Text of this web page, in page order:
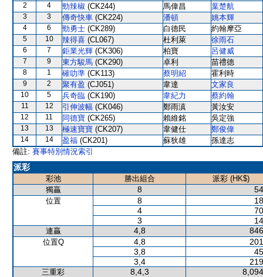
2 4 勁辣椒 (CK244) 馬偉昌 葉楚航
3 3 傳奇快車 (CK224) 潘頓 姚本輝
4 6 勁勇士 (CK289) 白德民 約翰摩亞
5 10 辣得喜 (CL067) 杜利萊 徐雨石
6 7 鉅業光輝 (CK306) 柏寶 呂健威
7 9 東方駿馬 (CK290) 卓利 苗禮德
8 1 確叻準 (CK113) 蔡明紹 霍利時
9 2 聚有盈 (CJ051) 韋達 文家良
10 5 兵奇臨 (CK190) 韋紀力 蔡約翰
11 12 引伸波幅 (CK046) 鄭雨滇 黃汝安
12 11 同德寶 (CK265) 賴維銘 吳定強
13 13 極速寶寶 (CK207) 韋健仕 鄭俊偉
14 14 盈福 (CK201) 蘇狄雄
孫達志
備註: 賽事特別情況索引
派彩
彩池 勝出組合
派彩 (HK$)
獨贏
8
位置 8
4
3
連贏 4,8
位置Q 4,8
3,8
3,4
三重彩 8,4,3